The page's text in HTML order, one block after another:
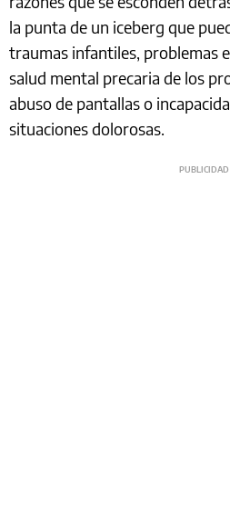
la punta de un iceberg que
traumas infantiles, problemas
salud mental precaria de los
abuso de pantallas o
situaciones dolorosas.